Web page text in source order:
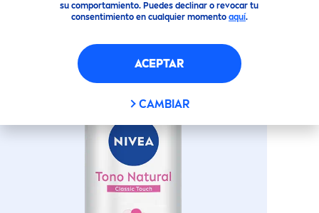
su comportamiento. Puedes declinar o revocar tu
consentimiento en cualquier momento aquí.
ACEPTAR
CAMBIAR